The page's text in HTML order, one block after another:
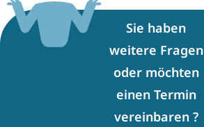
Sie haben
weitere Fragen
oder möchten
einen Termin
vereinbaren ?